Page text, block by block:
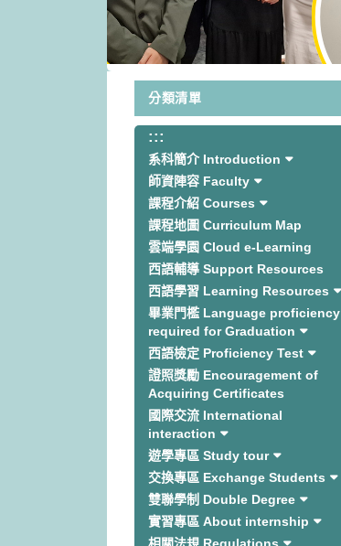
分類清單
:::
系科簡介 Introduction
師資陣容 Faculty
課程介紹 Courses
課程地圖 Curriculum Map
雲端學園 Cloud e-Learning
西語輔導 Support Resources
西語學習 Learning Resources
畢業門檻 Language proficiency
required for Graduation
西語檢定 Proficiency Test
證照獎勵 Encouragement of
Acquiring Certificates
國際交流 International
interaction
遊學專區 Study tour
交換專區 Exchange Students
雙聯學制 Double Degree
實習專區 About internship